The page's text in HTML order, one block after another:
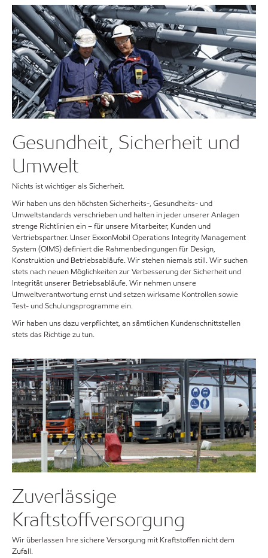
Gesundheit, Sicherheit und
Umwelt
Nichts ist wichtiger als Sicherheit.
Wir haben uns den höchsten Sicherheits-, Gesundheits- und
Umweltstandards verschrieben und halten in jeder unserer Anlagen
strenge Richtlinien ein – für unsere Mitarbeiter, Kunden und
Vertriebspartner. Unser ExxonMobil Operations Integrity Management
System (OIMS) definiert die Rahmenbedingungen für Design,
Konstruktion und Betriebsabläufe. Wir stehen niemals still. Wir suchen
stets nach neuen Möglichkeiten zur Verbesserung der Sicherheit und
Integrität unserer Betriebsabläufe. Wir nehmen unsere
Umweltverantwortung ernst und setzen wirksame Kontrollen sowie
Test- und Schulungsprogramme ein.
Wir haben uns dazu verpflichtet, an sämtlichen Kundenschnittstellen
stets das Richtige zu tun.
Zuverlässige
Kraftstoffversorgung
Wir überlassen Ihre sichere Versorgung mit Kraftstoffen nicht dem
Zufall.